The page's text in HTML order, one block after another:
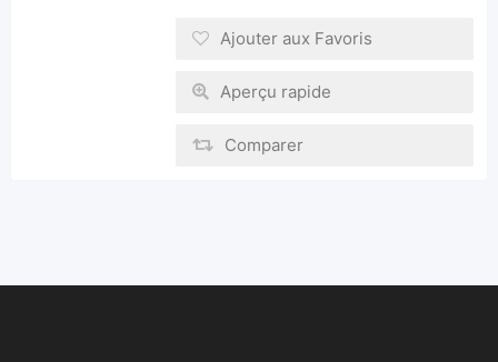
Ajouter aux Favoris
Aperçu rapide
Comparer